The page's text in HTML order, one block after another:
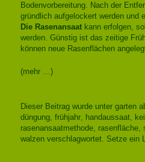
Bodenvorbereitung. Nach der
gründlich aufgelockert werden und
Die Rasenansaatkann erfolgen,
werden. Günstig ist das zeitige
können neue Rasenflächen
(mehr …)
Dieser Beitrag wurde unter garten
düngung, frühjahr, handaussaat,
rasenansaatmethode, rasenfläche,
walzenverschlagwortet. Setze ein